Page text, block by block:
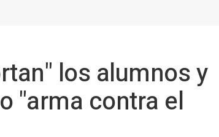
los alumnos y
"arma contra el